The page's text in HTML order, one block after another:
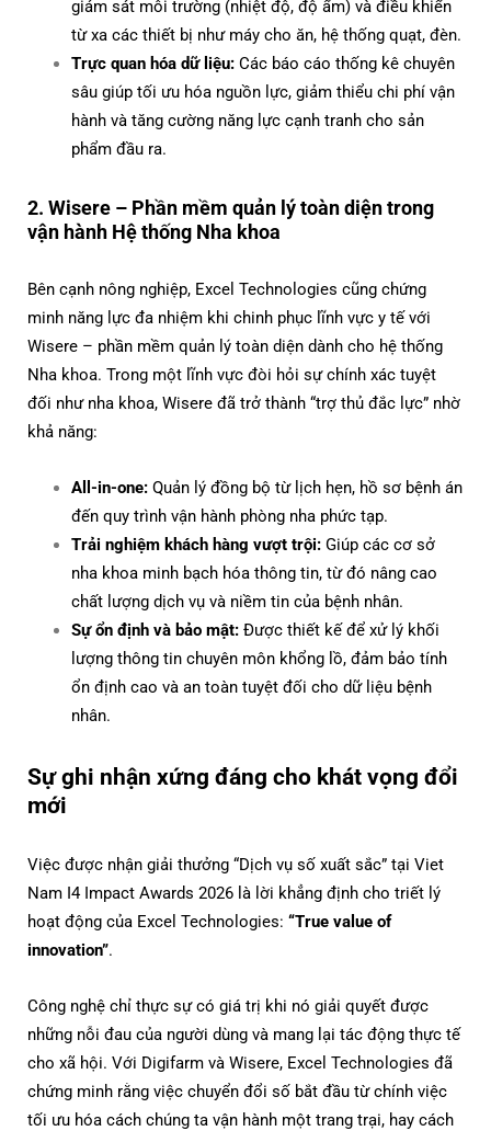
giám sát môi trường (nhiệt độ, độ ẩm) và điều khiển
từ xa các thiết bị như máy cho ăn, hệ thống quạt, đèn.
Trực quan hóa dữ liệu: Các báo cáo thống kê chuyên
sâu giúp tối ưu hóa nguồn lực, giảm thiểu chi phí vận
hành và tăng cường năng lực cạnh tranh cho sản
phẩm đầu ra.
2. Wisere – Phần mềm quản lý toàn diện trong
vận hành Hệ thống Nha khoa
Bên cạnh nông nghiệp, Excel Technologies cũng chứng
minh năng lực đa nhiệm khi chinh phục lĩnh vực y tế với
Wisere – phần mềm quản lý toàn diện dành cho hệ thống
Nha khoa. Trong một lĩnh vực đòi hỏi sự chính xác tuyệt
đối như nha khoa, Wisere đã trở thành “trợ thủ đắc lực” nhờ
khả năng:
All-in-one: Quản lý đồng bộ từ lịch hẹn, hồ sơ bệnh án
đến quy trình vận hành phòng nha phức tạp.
Trải nghiệm khách hàng vượt trội: Giúp các cơ sở
nha khoa minh bạch hóa thông tin, từ đó nâng cao
chất lượng dịch vụ và niềm tin của bệnh nhân.
Sự ổn định và bảo mật: Được thiết kế để xử lý khối
lượng thông tin chuyên môn khổng lồ, đảm bảo tính
ổn định cao và an toàn tuyệt đối cho dữ liệu bệnh
nhân.
Sự ghi nhận xứng đáng cho khát vọng đổi
mới
Việc được nhận giải thưởng “Dịch vụ số xuất sắc” tại Viet
Nam I4 Impact Awards 2026 là lời khẳng định cho triết lý
hoạt động của Excel Technologies: “True value of
innovation”.
Công nghệ chỉ thực sự có giá trị khi nó giải quyết được
những nỗi đau của người dùng và mang lại tác động thực tế
cho xã hội. Với Digifarm và Wisere, Excel Technologies đã
chứng minh rằng việc chuyển đổi số bắt đầu từ chính việc
tối ưu hóa cách chúng ta vận hành một trang trại, hay cách